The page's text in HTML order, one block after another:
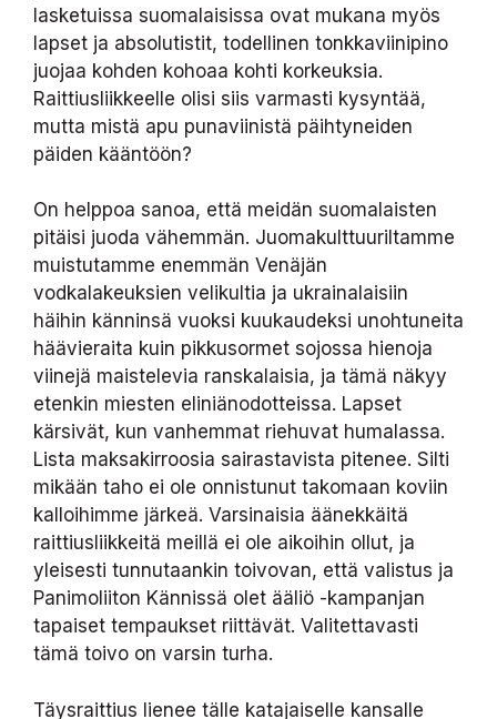
lasketuissa suomalaisissa ovat mukana myös
lapset ja absolutistit, todellinen tonkkaviinipino
juojaa kohden kohoaa kohti korkeuksia.
Raittiusliikkeelle olisi siis varmasti kysyntää,
mutta mistä apu punaviinistä päihtyneiden
päiden kääntöön?
On helppoa sanoa, että meidän suomalaisten
pitäisi juoda vähemmän. Juomakulttuuriltamme
muistutamme enemmän Venäjän
vodkalakeuksien velikultia ja ukrainalaisiin
häihin känninsä vuoksi kuukaudeksi unohtuneita
häävieraita kuin pikkusormet sojossa hienoja
viinejä maistelevia ranskalaisia, ja tämä näkyy
etenkin miesten eliniänodotteissa. Lapset
kärsivät, kun vanhemmat riehuvat humalassa.
Lista maksakirroosia sairastavista pitenee. Silti
mikään taho ei ole onnistunut takomaan koviin
kalloihimme järkeä. Varsinaisia äänekkäitä
raittiusliikkeitä meillä ei ole aikoihin ollut, ja
yleisesti tunnutaankin toivovan, että valistus ja
Panimoliiton Kännissä olet ääliö -kampanjan
tapaiset tempaukset riittävät. Valitettavasti
tämä toivo on varsin turha.
Täysraittius lienee tälle katajaiselle kansalle